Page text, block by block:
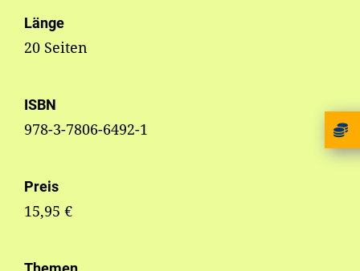
Länge
20 Seiten
ISBN
978-3-7806-6492-1
Preis
15,95 €